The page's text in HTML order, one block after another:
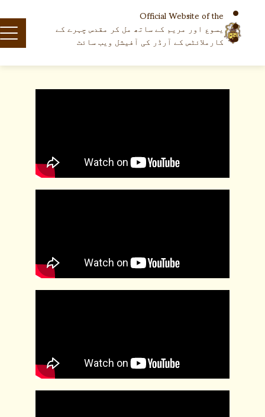
Official Website of the
یسوع اور مریم کے ساتھ مل کر مقدس چہرے کے
کارملائٹس کے آرڈر کی آفیشل ویب سائٹ